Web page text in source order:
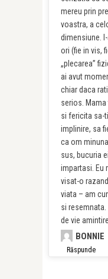
mereu prin
voastra, a
dimensiune.
ori (fie in vis,
„plecarea”
ai avut
chiar daca
serios.
si fericita sa-
implinire, sa
ca om
sus, bucuria
impartasi. Eu
visat-o
viata – am
si resemnata.
de vie
BONNIE
Răspunde